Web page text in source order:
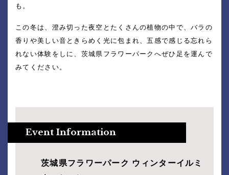
も。
この冬は、澄み切った夜空とたくさんの植物の中で、バラの
香りや美しい音ときらめく光に包まれ、五感で感じる忘れら
れない体験をしに、茨城県フラワーパークへぜひ足を運んで
みてください。
茨城県フラワーパーク ウィンターイルミ